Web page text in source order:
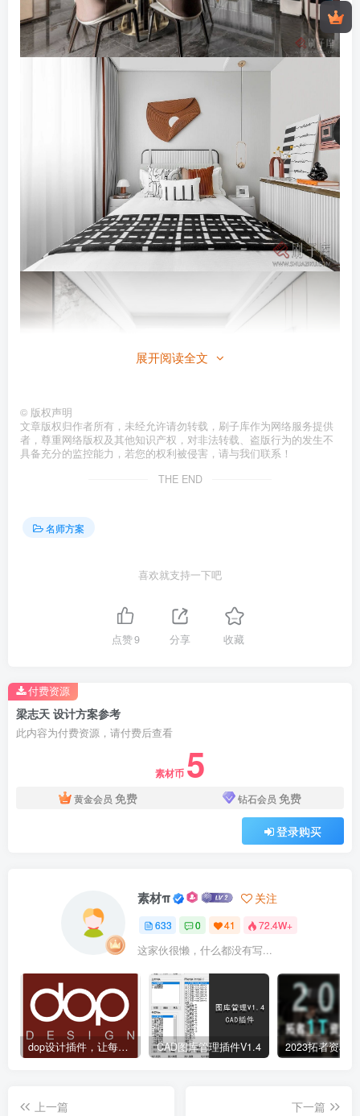
展开阅读全文
© 版权声明
文章版权归作者所有，未经允许请勿转载，刷子库作为网络服务提供
者，尊重网络版权及其他知识产权，对非法转载、盗版行为的发生不
具备充分的监控能力，若您的权利被侵害，请与我们联系！
THE END
名师方案
喜欢就支持一下吧
点赞9 分享 收藏
梁志天 设计方案参考
此内容为付费资源，请付费后查看
素材币 5
黄金会员 免费 钻石会员 免费
登录购买
付费资源
素材π 关注
633 0 41 72.4W+
这家伙很懒，什么都没有写...
dop设计插件，让每个设计师都能享受到CAD制图的乐趣 CAD图库管理插件V1.4
上一篇 下一篇